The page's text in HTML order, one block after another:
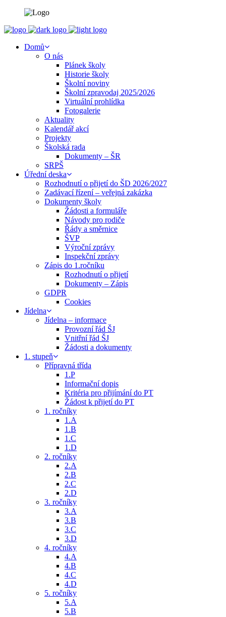
Domů
O nás
Plánek školy
Historie školy
Školní noviny
Školní zpravodaj 2025/2026
Virtuální prohlídka
Fotogalerie
Aktuality
Kalendář akcí
Projekty
Školská rada
Dokumenty – ŠR
SRPŠ
Úřední deska
Rozhodnutí o přijetí do ŠD 2026/2027
Zadávací řízení – veřejná zakázka
Dokumenty školy
Žádosti a formuláře
Návody pro rodiče
Řády a směrnice
ŠVP
Výroční zprávy
Inspekční zprávy
Zápis do 1.ročníku
Rozhodnutí o přijetí
Dokumenty – Zápis
GDPR
Cookies
Jídelna
Jídelna – informace
Provozní řád ŠJ
Vnitřní řád ŠJ
Žádosti a dokumenty
1. stupeň
Přípravná třída
1.P
Informační dopis
Kritéria pro přijímání do PT
Žádost k přijetí do PT
1. ročníky
1.A
1.B
1.C
1.D
2. ročníky
2.A
2.B
2.C
2.D
3. ročníky
3.A
3.B
3.C
3.D
4. ročníky
4.A
4.B
4.C
4.D
5. ročníky
5.A
5.B